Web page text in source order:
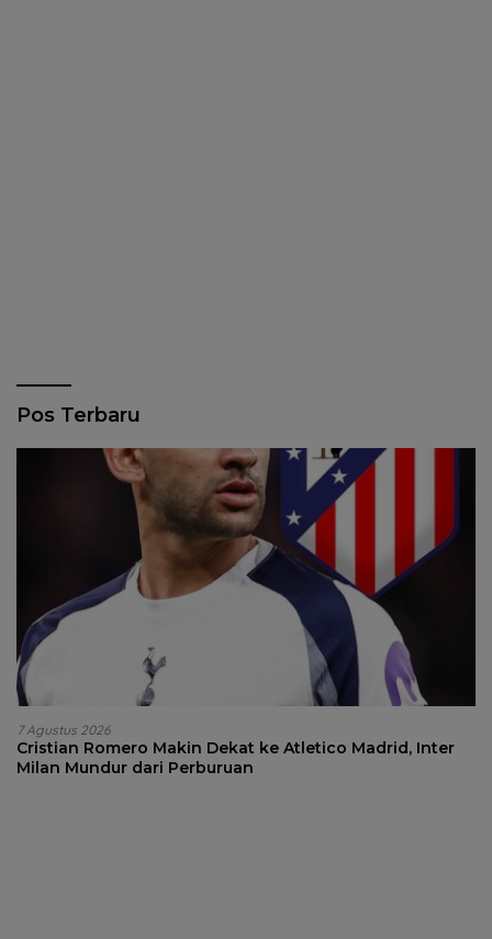
Pos Terbaru
7 Agustus 2026
Cristian Romero Makin Dekat ke Atletico Madrid, Inter
Milan Mundur dari Perburuan